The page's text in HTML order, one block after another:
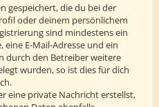
gespeichert, die du bei der
oder deinem persönlichem
sind mindestens ein
E-Mail-Adresse und ein
durch den Betreiber weitere
wurden, so ist dies für dich
eine private Nachricht erstellst,